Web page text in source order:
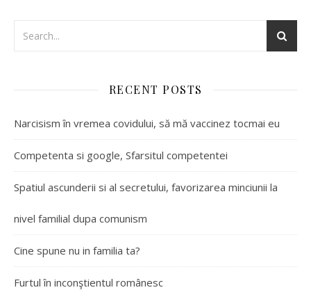
RECENT POSTS
Narcisism în vremea covidului, să mă vaccinez tocmai eu
Competenta si google, Sfarsitul competentei
Spatiul ascunderii si al secretului, favorizarea minciunii la
nivel familial dupa comunism
Cine spune nu in familia ta?
Furtul în inconştientul românesc